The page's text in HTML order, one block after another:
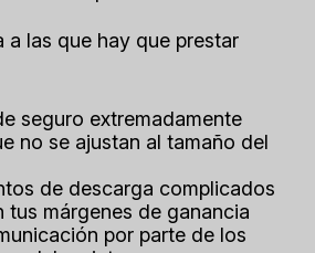
a las que hay que prestar
seguro extremadamente
no se ajustan al tamaño del
de descarga complicados
tus márgenes de ganancia
por parte de los